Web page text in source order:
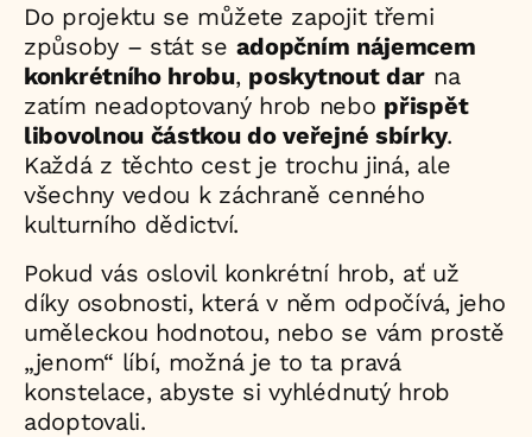
Do projektu se můžete zapojit třemi
způsoby – stát se adopčním nájemcem
konkrétního hrobu, poskytnout dar na
zatím neadoptovaný hrob nebo přispět
libovolnou částkou do veřejné sbírky.
Každá z těchto cest je trochu jiná, ale
všechny vedou k záchraně cenného
kulturního dědictví.
Pokud vás oslovil konkrétní hrob, ať už
díky osobnosti, která v něm odpočívá, jeho
uměleckou hodnotou, nebo se vám prostě
„jenom“ líbí, možná je to ta pravá
konstelace, abyste si vyhlédnutý hrob
adoptovali.